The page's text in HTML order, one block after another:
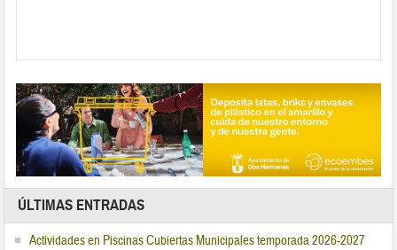
ÚLTIMAS ENTRADAS
Actividades en Piscinas Cubiertas Municipales temporada 2026-2027